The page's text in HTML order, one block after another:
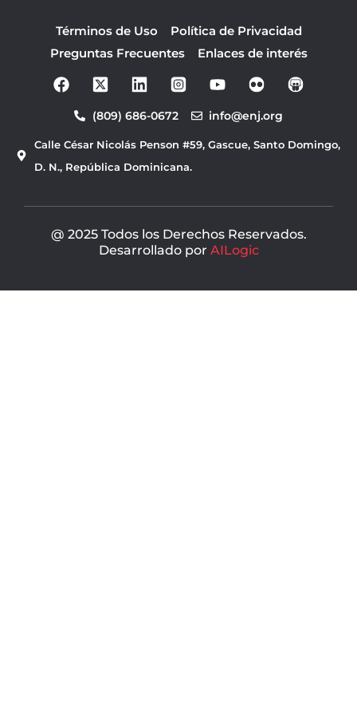
Términos de Uso
Política de Privacidad
Preguntas Frecuentes
Enlaces de interés
F
a
b
o
o
o
t
b
(809) 686-0672 info@enj.org
Calle César Nicolás Penson #59, Gascue, Santo Domingo,
D. N., República Dominicana.
@ 2025 Todos los Derechos Reservados.
Desarrollado por AILogic